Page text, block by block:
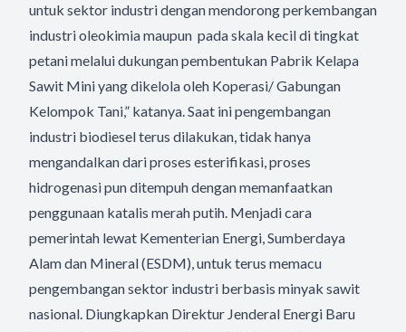
untuk sektor industri dengan mendorong perkembangan
industri oleokimia maupun pada skala kecil di tingkat
petani melalui dukungan pembentukan Pabrik Kelapa
Sawit Mini yang dikelola oleh Koperasi/ Gabungan
Kelompok Tani,” katanya. Saat ini pengembangan
industri biodiesel terus dilakukan, tidak hanya
mengandalkan dari proses esterifikasi, proses
hidrogenasi pun ditempuh dengan memanfaatkan
penggunaan katalis merah putih. Menjadi cara
pemerintah lewat Kementerian Energi, Sumberdaya
Alam dan Mineral (ESDM), untuk terus memacu
pengembangan sektor industri berbasis minyak sawit
nasional. Diungkapkan Direktur Jenderal Energi Baru